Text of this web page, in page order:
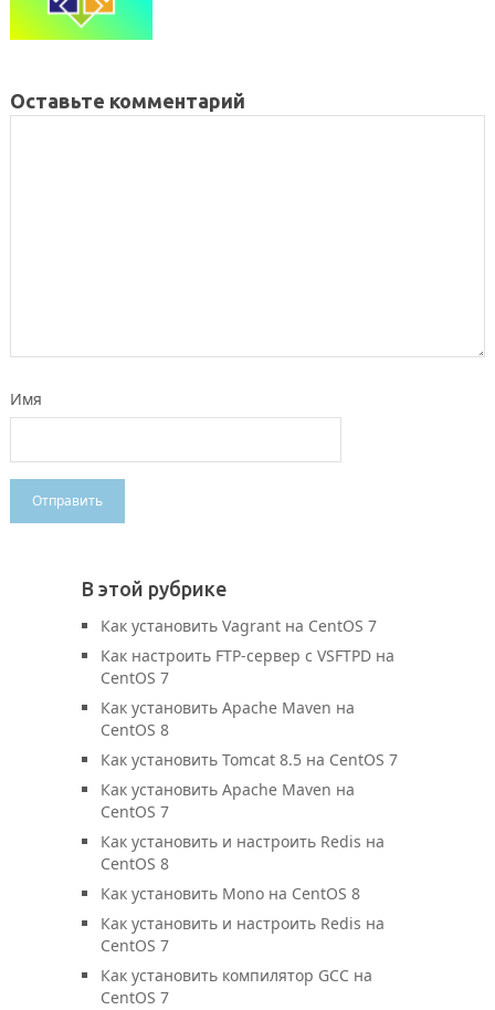
Оставьте комментарий
Имя
В этой рубрике
Как установить Vagrant на CentOS 7
Как настроить FTP-сервер с VSFTPD на
CentOS 7
Как установить Apache Maven на
CentOS 8
Как установить Tomcat 8.5 на CentOS 7
Как установить Apache Maven на
CentOS 7
Как установить и настроить Redis на
CentOS 8
Как установить Mono на CentOS 8
Как установить и настроить Redis на
CentOS 7
Как установить компилятор GCC на
CentOS 7